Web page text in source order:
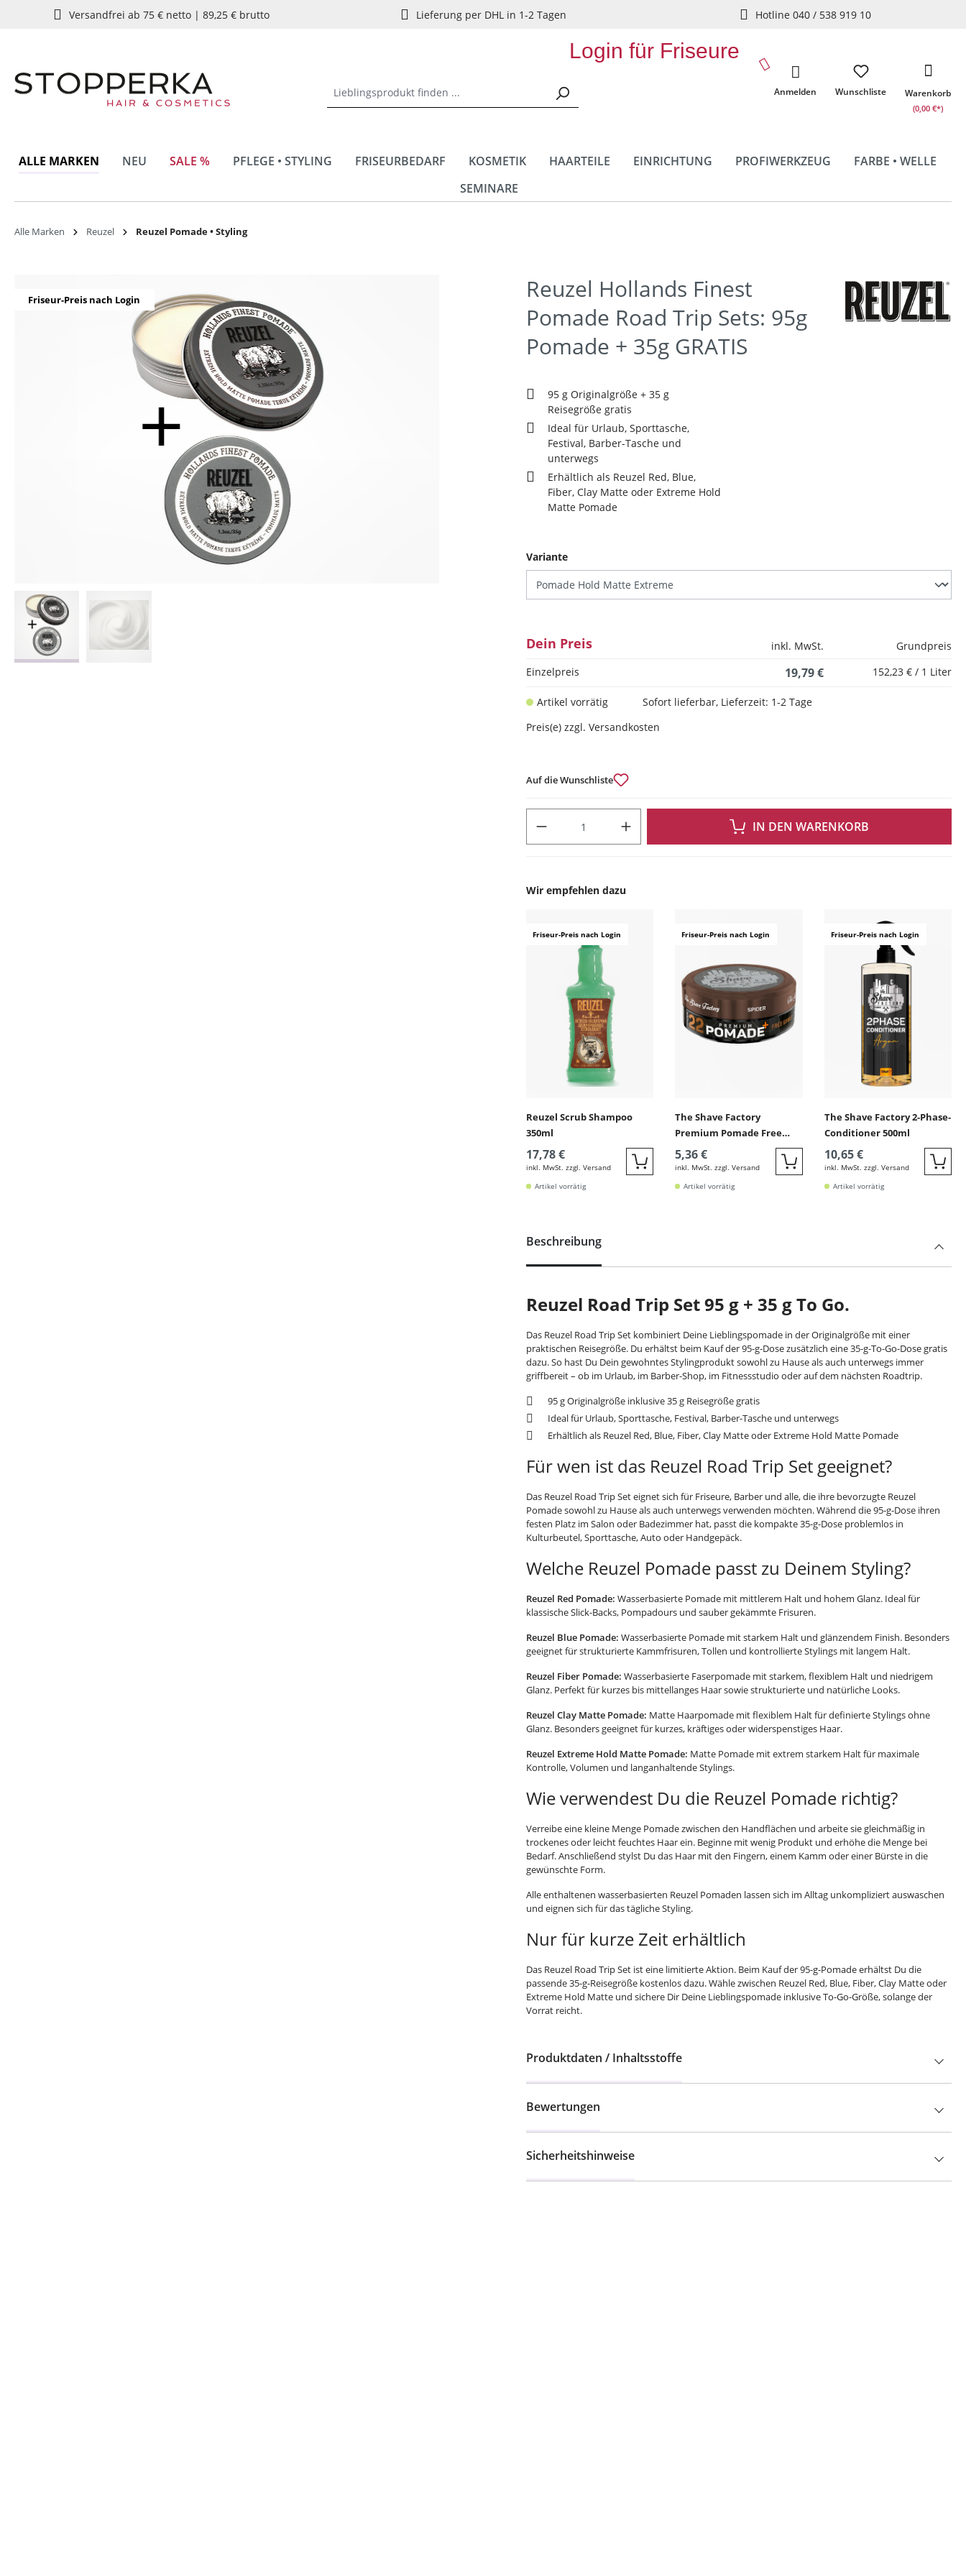
Zur Hauptnavigation springen
Versandfrei ab 75 € netto | 89,25 € brutto Lieferung per DHL in 1-2 Tagen Hotline 040 / 538 919 10
Login für Friseure
Wunschliste
Anmelden Warenkorb
(0,00 €*)
ALLE MARKEN NEU SALE % PFLEGE • STYLING FRISEURBEDARF KOSMETIK HAARTEILE EINRICHTUNG PROFIWERKZEUG
FARBE • WELLE
SEMINARE
Alle Marken Reuzel Reuzel Pomade • Styling
Friseur-Preis nach Login
Reuzel Hollands Finest
Pomade Road Trip Sets: 95g
Pomade + 35g GRATIS
95 g Originalgröße + 35 g
Reisegröße gratis
Ideal für Urlaub, Sporttasche,
Festival, Barber-Tasche und
unterwegs
Erhältlich als Reuzel Red, Blue,
Fiber, Clay Matte oder Extreme Hold
Matte Pomade
Varianteauswählen
Dein Preis inkl. MwSt.
Grundpreis
Einzelpreis
19,79 € 152,23 € / 1 Liter
Artikel vorrätig
Sofort lieferbar, Lieferzeit: 1-2 Tage
Preis(e) zzgl. Versandkosten
Auf die Wunschliste
IN DEN WARENKORB
Wir empfehlen dazu
Friseur-Preis nach Login
Reuzel Scrub Shampoo
350ml
17,78 €
inkl. MwSt. zzgl. Versand Quickbuy
Artikel vorrätig
Friseur-Preis nach Login
The Shave Factory
Premium Pomade Free
Spirit 22 150ml (Spider)
5,36 €
inkl. MwSt. zzgl. Versand Quickbuy
Artikel vorrätig
Friseur-Preis nach Login
The Shave Factory 2-Phase-
Conditioner 500ml
10,65 €
inkl. MwSt. zzgl. Versand
Artikel vorrätig
Beschreibung
Reuzel Road Trip Set 95 g + 35 g To Go.
Das Reuzel Road Trip Set kombiniert Deine Lieblingspomade in der Originalgröße mit einer
praktischen Reisegröße. Du erhältst beim Kauf der 95-g-Dose zusätzlich eine 35-g-To-Go-Dose gratis
dazu. So hast Du Dein gewohntes Stylingprodukt sowohl zu Hause als auch unterwegs immer
griffbereit – ob im Urlaub, im Barber-Shop, im Fitnessstudio oder auf dem nächsten Roadtrip.
95 g Originalgröße inklusive 35 g Reisegröße gratis
Ideal für Urlaub, Sporttasche, Festival, Barber-Tasche und unterwegs
Erhältlich als Reuzel Red, Blue, Fiber, Clay Matte oder Extreme Hold Matte Pomade
Für wen ist das Reuzel Road Trip Set geeignet?
Das Reuzel Road Trip Set eignet sich für Friseure, Barber und alle, die ihre bevorzugte Reuzel
Pomade sowohl zu Hause als auch unterwegs verwenden möchten. Während die 95-g-Dose ihren
festen Platz im Salon oder Badezimmer hat, passt die kompakte 35-g-Dose problemlos in
Kulturbeutel, Sporttasche, Auto oder Handgepäck.
Welche Reuzel Pomade passt zu Deinem Styling?
Reuzel Red Pomade: Wasserbasierte Pomade mit mittlerem Halt und hohem Glanz. Ideal für
klassische Slick-Backs, Pompadours und sauber gekämmte Frisuren.
Reuzel Blue Pomade: Wasserbasierte Pomade mit starkem Halt und glänzendem Finish. Besonders
geeignet für strukturierte Kammfrisuren, Tollen und kontrollierte Stylings mit langem Halt.
Reuzel Fiber Pomade: Wasserbasierte Faserpomade mit starkem, flexiblem Halt und niedrigem
Glanz. Perfekt für kurzes bis mittellanges Haar sowie strukturierte und natürliche Looks.
Reuzel Clay Matte Pomade: Matte Haarpomade mit flexiblem Halt für definierte Stylings ohne
Glanz. Besonders geeignet für kurzes, kräftiges oder widerspenstiges Haar.
Reuzel Extreme Hold Matte Pomade: Matte Pomade mit extrem starkem Halt für maximale
Kontrolle, Volumen und langanhaltende Stylings.
Wie verwendest Du die Reuzel Pomade richtig?
Verreibe eine kleine Menge Pomade zwischen den Handflächen und arbeite sie gleichmäßig in
trockenes oder leicht feuchtes Haar ein. Beginne mit wenig Produkt und erhöhe die Menge bei
Bedarf. Anschließend stylst Du das Haar mit den Fingern, einem Kamm oder einer Bürste in die
gewünschte Form.
Alle enthaltenen wasserbasierten Reuzel Pomaden lassen sich im Alltag unkompliziert auswaschen
und eignen sich für das tägliche Styling.
Nur für kurze Zeit erhältlich
Das Reuzel Road Trip Set ist eine limitierte Aktion. Beim Kauf der 95-g-Pomade erhältst Du die
passende 35-g-Reisegröße kostenlos dazu. Wähle zwischen Reuzel Red, Blue, Fiber, Clay Matte oder
Extreme Hold Matte und sichere Dir Deine Lieblingspomade inklusive To-Go-Größe, solange der
Vorrat reicht.
Produktdaten / Inhaltsstoffe
Bewertungen
Sicherheitshinweise